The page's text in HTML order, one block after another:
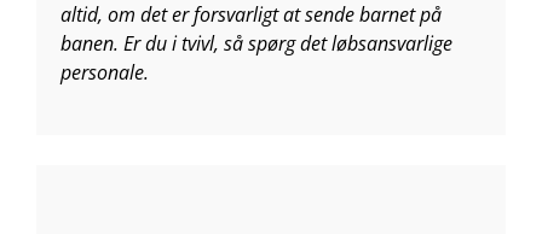
altid, om det er forsvarligt at sende barnet på
banen. Er du i tvivl, så spørg det løbsansvarlige
personale.